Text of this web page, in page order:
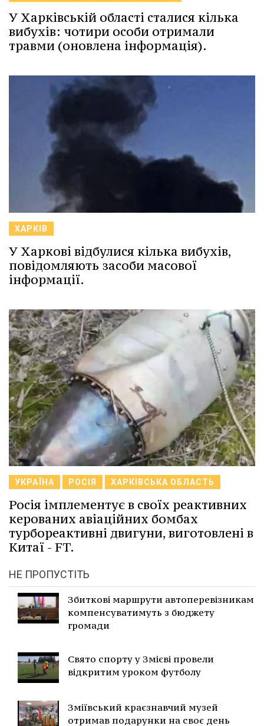
У Харківській області сталися кілька
вибухів: чотири особи отримали
травми (оновлена інформація).
ХАРКІВ
У Харкові відбулися кілька вибухів,
повідомляють засоби масової
інформації.
УКРАЇНА РОСІЯ ХАРКІВСЬКА ОБЛАСТЬ
Росія імплементує в своїх реактивних
керованих авіаційних бомбах
турбореактивні двигуни, виготовлені в
Китаї - FT.
НЕ ПРОПУСТІТЬ
Збиткові маршрути автоперевізникам
компенсуватимуть з бюджету
громади
Свято спорту у Змієві провели
відкритим уроком футболу
Зміївський краєзнавчий музей
отримав подарунки на своє день